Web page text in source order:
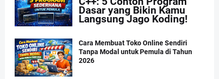
Dasar yang Bikin Kamu
Langsung Jago Koding!
Cara Membuat Toko Online Sendiri
Tanpa Modal untuk Pemula di Tahun
2026